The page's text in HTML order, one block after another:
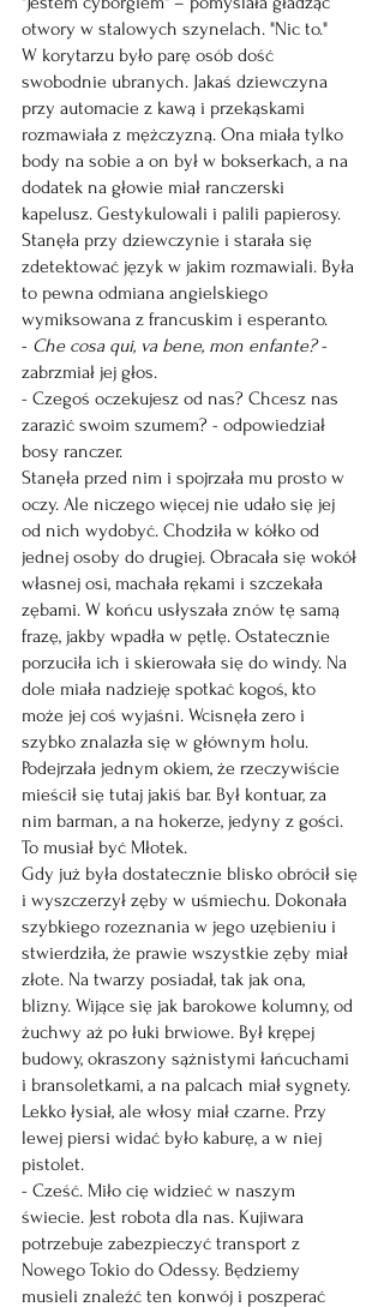
otwory w stalowych szynelach. "Nic to."
W korytarzu było parę osób dość
swobodnie ubranych. Jakaś dziewczyna
przy automacie z kawą i przekąskami
rozmawiała z mężczyzną. Ona miała tylko
body na sobie a on był w bokserkach, a na
dodatek na głowie miał ranczerski
kapelusz. Gestykulowali i palili papierosy.
Stanęła przy dziewczynie i starała się
zdetektować język w jakim rozmawiali. Była
to pewna odmiana angielskiego
wymiksowana z francuskim i esperanto.
- Che cosa qui, va bene, mon enfante? -
zabrzmiał jej głos.
- Czegoś oczekujesz od nas? Chcesz nas
zarazić swoim szumem? - odpowiedział
bosy ranczer.
Stanęła przed nim i spojrzała mu prosto w
oczy. Ale niczego więcej nie udało się jej
od nich wydobyć. Chodziła w kółko od
jednej osoby do drugiej. Obracała się wokół
własnej osi, machała rękami i szczekała
zębami. W końcu usłyszała znów tę samą
frazę, jakby wpadła w pętlę. Ostatecznie
porzuciła ich i skierowała się do windy. Na
dole miała nadzieję spotkać kogoś, kto
może jej coś wyjaśni. Wcisnęła zero i
szybko znalazła się w głównym holu.
Podejrzała jednym okiem, że rzeczywiście
mieścił się tutaj jakiś bar. Był kontuar, za
nim barman, a na hokerze, jedyny z gości.
To musiał być Młotek.
Gdy już była dostatecznie blisko obrócił się
i wyszczerzył zęby w uśmiechu. Dokonała
szybkiego rozeznania w jego uzębieniu i
stwierdziła, że prawie wszystkie zęby miał
złote. Na twarzy posiadał, tak jak ona,
blizny. Wijące się jak barokowe kolumny, od
żuchwy aż po łuki brwiowe. Był krępej
budowy, okraszony sążnistymi łańcuchami
i bransoletkami, a na palcach miał sygnety.
Lekko łysiał, ale włosy miał czarne. Przy
lewej piersi widać było kaburę, a w niej
pistolet.
- Cześć. Miło cię widzieć w naszym
świecie. Jest robota dla nas. Kujiwara
potrzebuje zabezpieczyć transport z
Nowego Tokio do Odessy. Będziemy
musieli znaleźć ten konwój i poszperać